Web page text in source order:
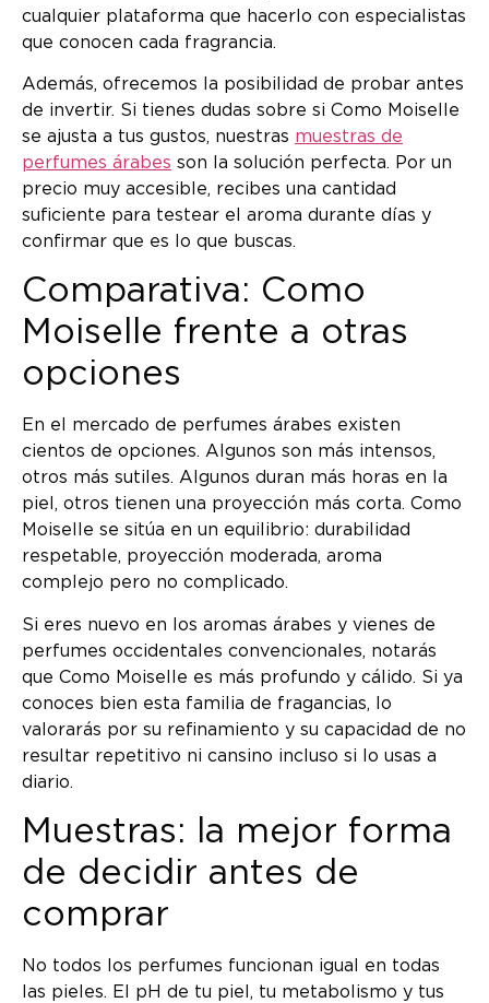
cualquier plataforma que hacerlo con especialistas
que conocen cada fragrancia.
Además, ofrecemos la posibilidad de probar antes
de invertir. Si tienes dudas sobre si Como Moiselle
se ajusta a tus gustos, nuestras muestras de
perfumes árabes son la solución perfecta. Por un
precio muy accesible, recibes una cantidad
suficiente para testear el aroma durante días y
confirmar que es lo que buscas.
Comparativa: Como
Moiselle frente a otras
opciones
En el mercado de perfumes árabes existen
cientos de opciones. Algunos son más intensos,
otros más sutiles. Algunos duran más horas en la
piel, otros tienen una proyección más corta. Como
Moiselle se sitúa en un equilibrio: durabilidad
respetable, proyección moderada, aroma
complejo pero no complicado.
Si eres nuevo en los aromas árabes y vienes de
perfumes occidentales convencionales, notarás
que Como Moiselle es más profundo y cálido. Si ya
conoces bien esta familia de fragancias, lo
valorarás por su refinamiento y su capacidad de no
resultar repetitivo ni cansino incluso si lo usas a
diario.
Muestras: la mejor forma
de decidir antes de
comprar
No todos los perfumes funcionan igual en todas
las pieles. El pH de tu piel, tu metabolismo y tus